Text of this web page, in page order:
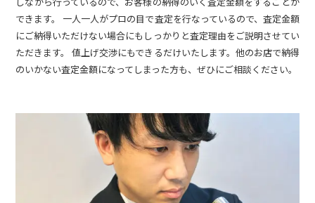
できます。 一人一人がプロの目で査定を行なっているので、査定金額
にご納得いただけない場合にもしっかりと査定理由をご説明させてい
ただきます。 値上げ交渉にもできるだけいたします。他のお店で納得
のいかない査定金額になってしまった方も、ぜひにご相談ください。